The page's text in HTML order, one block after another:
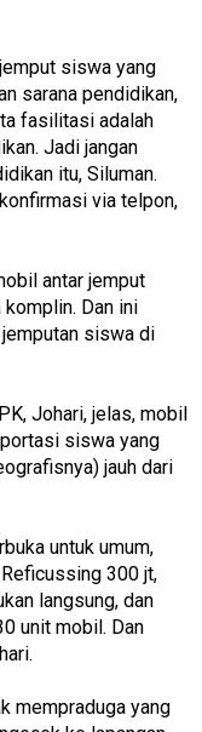
siswa yang
sarana pendidikan,
fasilitasi adalah
Jadi jangan
itu, Siluman.
via telpon,
antar jemput
Dan ini
siswa di
Johari, jelas, mobil
siswa yang
jauh dari
untuk umum,
300 jt,
langsung, dan
unit mobil. Dan
mempraduga yang